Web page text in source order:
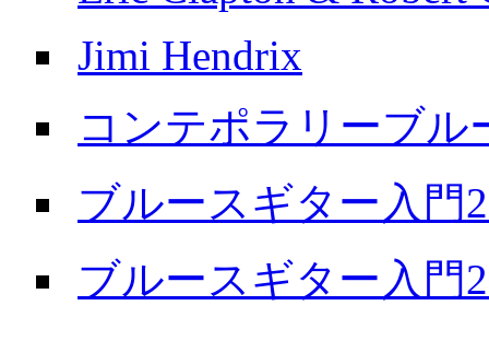
Jimi Hendrix
コンテポラリーブル
ブルースギター入門
ブルースギター入門